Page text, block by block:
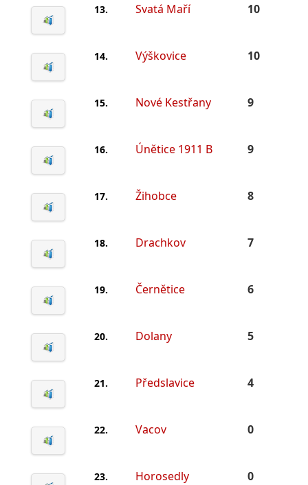
13. Svatá Maří 10
14. Výškovice 10
15. Nové Kestřany 9
16. Únětice 1911 B 9
17. Žihobce 8
18. Drachkov 7
19. Černětice 6
20. Dolany 5
21. Předslavice 4
22. Vacov 0
23. Horosedly 0